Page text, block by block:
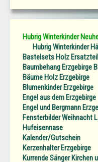
Hubrig Winterkinder
Hubrig Winterkinder
Bastelsets Holz
Baumbehang Erzgebirge
Bäume Holz Erzgebirge
Blumenkinder Erzgebirge
Engel aus dem Erzgebirge
Engel und Bergmann
Fensterbilder Weihnacht
Hufeisennase
Kalender/Gutschein
Kerzenhalter Erzgebirge
Kurrende Sänger Kirchen